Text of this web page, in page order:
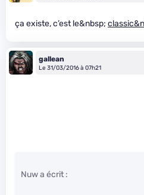
ça existe, c’est le&nbsp;
gallean
Le 31/03/2016 à 07h21
Nuw a écrit :